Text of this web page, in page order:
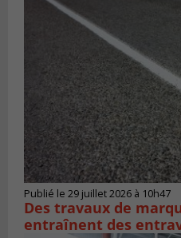
Publié le 29 juillet 2026 à 10h47
Des travaux de
entraînent des